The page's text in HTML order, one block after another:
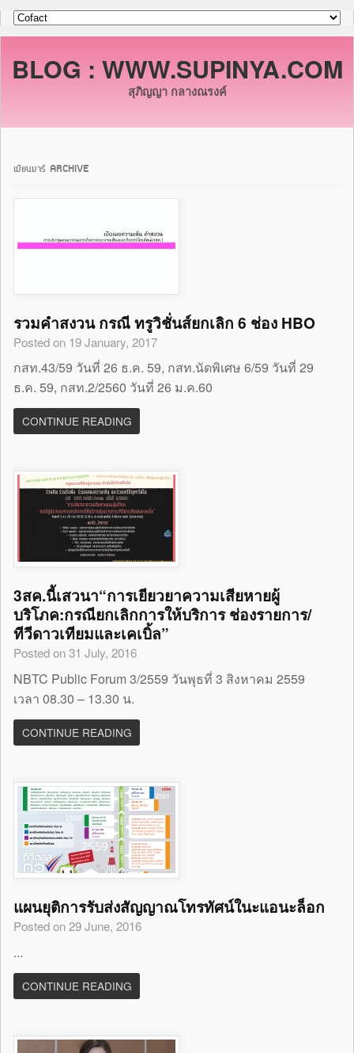
BLOG : WWW.SUPINYA.COM
สุภิญญา กลางณรงค์
เมียนมาร์ ARCHIVE
รวมคำสงวน กรณี ทรูวิชั่นส์ยกเลิก 6 ช่อง HBO
Posted on 19 January, 2017
กสท.43/59 วันที่ 26 ธ.ค. 59, กสท.นัดพิเศษ 6/59 วันที่ 29
ธ.ค. 59, กสท.2/2560 วันที่ 26 ม.ค.60
CONTINUE READING
3สค.นี้เสวนา“การเยียวยาความเสียหายผู้
บริโภค:กรณียกเลิกการให้บริการ ช่องรายการ/
ทีวีดาวเทียมและเคเบิ้ล”
Posted on 31 July, 2016
NBTC Public Forum 3/2559 วันพุธที่ 3 สิงหาคม 2559
เวลา 08.30 – 13.30 น.
CONTINUE READING
แผนยุติการรับส่งสัญญาณโทรทัศน์ในะแอนะล็อก
Posted on 29 June, 2016
...
CONTINUE READING